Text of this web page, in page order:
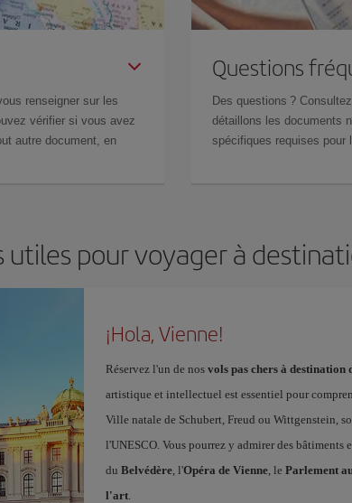
renseigner sur les
vérifier si vous avez
autre document, en
Questions
Des questions ?
détaillons les documents
spécifiques requises pour
pour voyager à
¡Hola, Vienne!
Réservez l'un de nos vols pas chers à destination
artistique et intellectuel est essentiel pour
Ville natale de Schubert, Freud ou Wittgenstein,
l'UNESCO. Vous pourrez y admirer des bâtiments
du Belvédère, l'Opéra de Vienne, le Parlement
l'art.